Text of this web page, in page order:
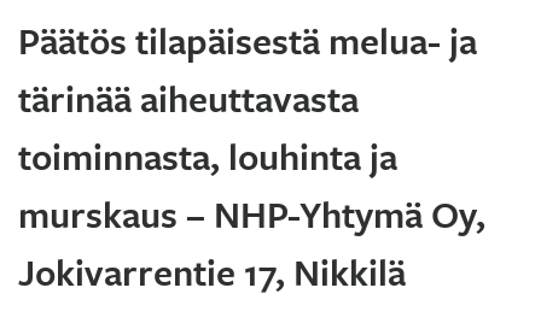
Päätös tilapäisestä melua- ja
tärinää aiheuttavasta
toiminnasta, louhinta ja
murskaus – NHP-Yhtymä Oy,
Jokivarrentie 17, Nikkilä